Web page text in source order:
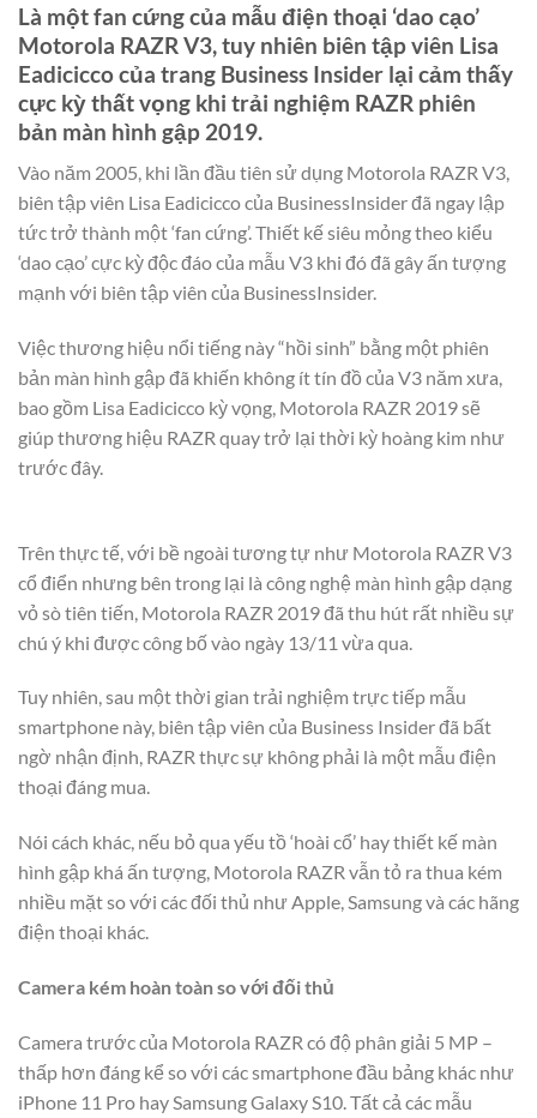
Là một fan cứng của mẫu điện thoại ‘dao cạo’
Motorola RAZR V3, tuy nhiên biên tập viên Lisa
Eadicicco của trang Business Insider lại cảm thấy
cực kỳ thất vọng khi trải nghiệm RAZR phiên
bản màn hình gập 2019.
Vào năm 2005, khi lần đầu tiên sử dụng Motorola RAZR V3,
biên tập viên Lisa Eadicicco của BusinessInsider đã ngay lập
tức trở thành một ‘fan cứng’. Thiết kế siêu mỏng theo kiểu
‘dao cạo’ cực kỳ độc đáo của mẫu V3 khi đó đã gây ấn tượng
mạnh với biên tập viên của BusinessInsider.
Việc thương hiệu nổi tiếng này “hồi sinh” bằng một phiên
bản màn hình gập đã khiến không ít tín đồ của V3 năm xưa,
bao gồm Lisa Eadicicco kỳ vọng, Motorola RAZR 2019 sẽ
giúp thương hiệu RAZR quay trở lại thời kỳ hoàng kim như
trước đây.
Trên thực tế, với bề ngoài tương tự như Motorola RAZR V3
cổ điển nhưng bên trong lại là công nghệ màn hình gập dạng
vỏ sò tiên tiến, Motorola RAZR 2019 đã thu hút rất nhiều sự
chú ý khi được công bố vào ngày 13/11 vừa qua.
Tuy nhiên, sau một thời gian trải nghiệm trực tiếp mẫu
smartphone này, biên tập viên của Business Insider đã bất
ngờ nhận định, RAZR thực sự không phải là một mẫu điện
thoại đáng mua.
Nói cách khác, nếu bỏ qua yếu tồ ‘hoài cổ’ hay thiết kế màn
hình gập khá ấn tượng, Motorola RAZR vẫn tỏ ra thua kém
nhiều mặt so với các đối thủ như Apple, Samsung và các hãng
điện thoại khác.
Camera kém hoàn toàn so với đối thủ
Camera trước của Motorola RAZR có độ phân giải 5 MP –
thấp hơn đáng kể so với các smartphone đầu bảng khác như
iPhone 11 Pro hay Samsung Galaxy S10. Tất cả các mẫu